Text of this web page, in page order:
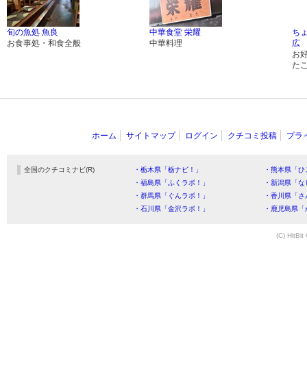
旬の魚処 魚良
お食事処・和食全般
中華食堂 栄耀
中華料理
ち
広
お
た
ホーム サイトマップ ログイン クチコミ投稿 プラ
全国のクチコミナビ(R) ・栃木県「栃ナビ！」
・熊本県「
・福島県「ふくラボ！」
・新潟県「
・群馬県「ぐんラボ！」
・香川県「
・石川県「金沢ラボ！」
・鹿児島県
(C) HitBit